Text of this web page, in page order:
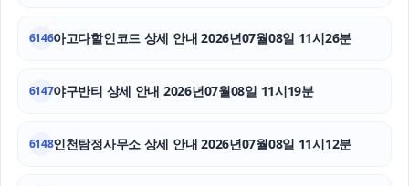
6146아고다할인코드 상세 안내 2026년07월08일 11시26분
6147야구반티 상세 안내 2026년07월08일 11시19분
6148인천탐정사무소 상세 안내 2026년07월08일 11시12분